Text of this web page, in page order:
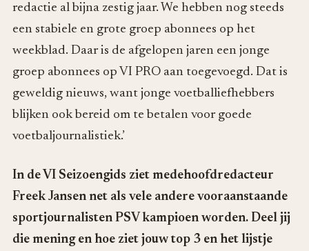
redactie al bijna zestig jaar. We hebben nog steeds
een stabiele en grote groep abonnees op het
weekblad. Daar is de afgelopen jaren een jonge
groep abonnees op VI PRO aan toegevoegd. Dat is
geweldig nieuws, want jonge voetballiefhebbers
blijken ook bereid om te betalen voor goede
voetbaljournalistiek.’
In de VI Seizoengids ziet medehoofdredacteur
Freek Jansen net als vele andere vooraanstaande
sportjournalisten PSV kampioen worden. Deel jij
die mening en hoe ziet jouw top 3 en het lijstje